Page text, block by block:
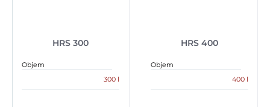
HRS 300
Objem
300 l
HRS 400
Objem
400 l